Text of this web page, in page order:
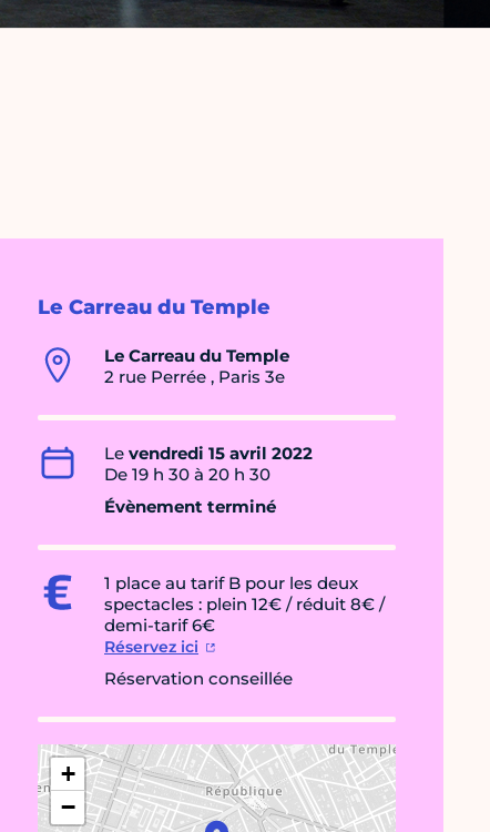
Le Carreau du Temple
Le Carreau du Temple
2 rue Perrée , Paris 3e
Le vendredi 15 avril 2022
De 19 h 30 à 20 h 30
Évènement terminé
1 place au tarif B pour les deux
spectacles : plein 12€ / réduit 8€ /
demi-tarif 6€
Réservez ici
Réservation conseillée
+
−